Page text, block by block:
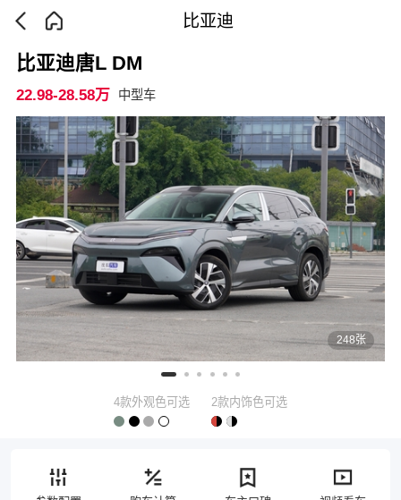
比亚迪
248张
比亚迪唐L DM
22.98-28.58万 中型车
4款外观色可选 2款内饰色可选